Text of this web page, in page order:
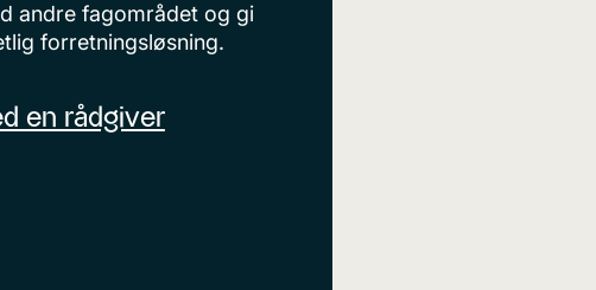
andre fagområdet og gi
forretningsløsning.
en rådgiver